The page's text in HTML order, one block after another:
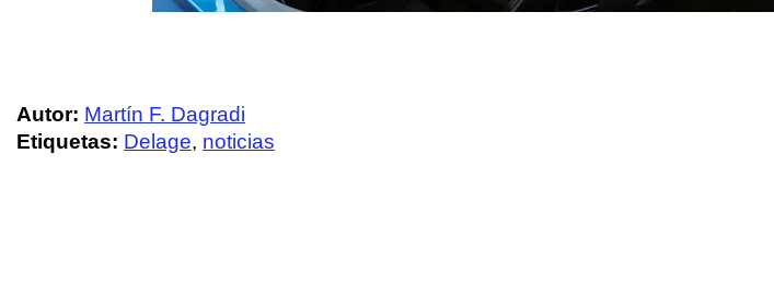
Autor: Martín F. Dagradi
Etiquetas: Delage, noticias